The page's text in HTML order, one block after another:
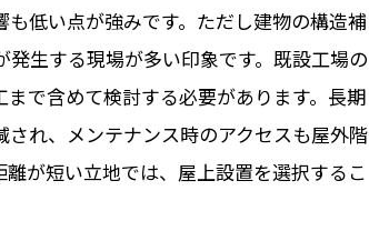
低い点が強みです。ただし建物の構造補
生する現場が多い印象です。既設工場の
で含めて検討する必要があります。長期
れ、メンテナンス時のアクセスも屋外階
が短い立地では、屋上設置を選択するこ